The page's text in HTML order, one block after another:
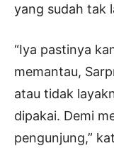
yang sudah tak
“Iya pastinya
memantau,
atau tidak
dipakai. Demi
pengunjung,”